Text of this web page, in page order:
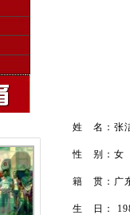
姓 名：张
性 别：女
籍 贯：广
生 日：